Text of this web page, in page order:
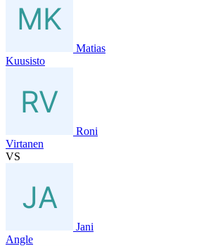
Matias
Kuusisto
Roni
Virtanen
VS
Jani
Angle